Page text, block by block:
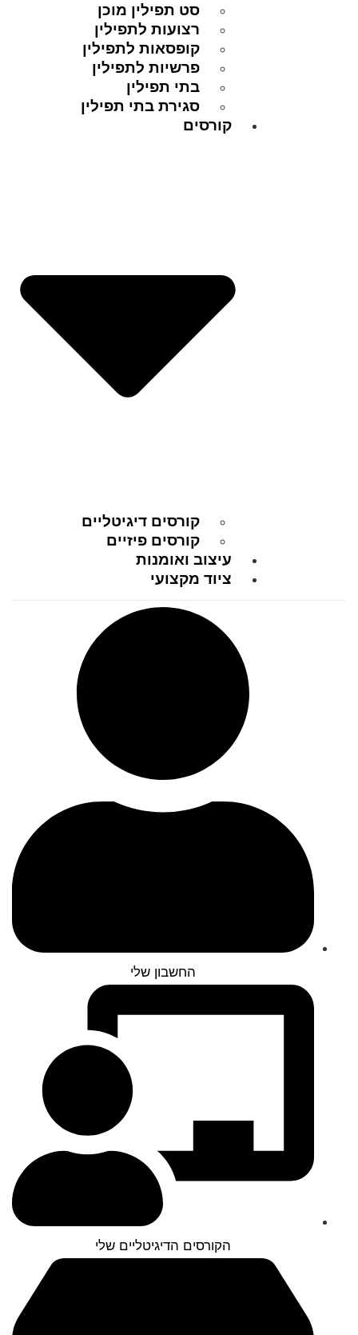
סט תפילין מוכן
רצועות לתפילין
קופסאות לתפילין
פרשיות לתפילין
בתי תפילין
סגירת בתי תפילין
קורסים
קורסים דיגיטליים
קורסים פיזיים
עיצוב ואומנות
ציוד מקצועי
החשבון שלי
הקורסים הדיגיטליים שלי